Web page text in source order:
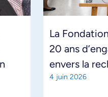
La
20 ans
envers la
4 juin 2026